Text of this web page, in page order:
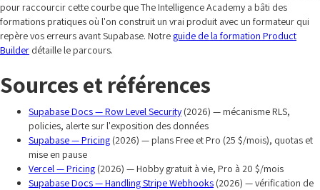
pour raccourcir cette courbe que The Intelligence Academy a bâti des
formations pratiques où l'on construit un vrai produit avec un formateur qui
repère vos erreurs avant Supabase. Notre guide de la formation Product
Builder détaille le parcours.
Sources et références
Supabase Docs — Row Level Security(2026) — mécanisme RLS,
policies, alerte sur l'exposition des données
Supabase — Pricing (2026) — plans Free et Pro (25 $/mois), quotas et
mise en pause
Vercel — Pricing (2026) — Hobby gratuit à vie, Pro à 20 $/mois
Supabase Docs — Handling Stripe Webhooks (2026) — vérification de